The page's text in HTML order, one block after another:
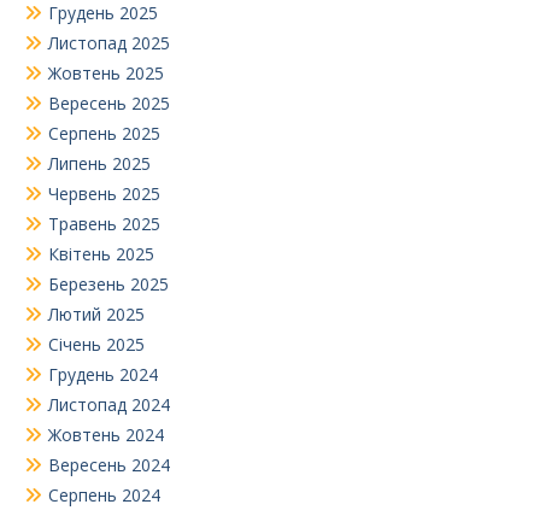
Грудень 2025
Листопад 2025
Жовтень 2025
Вересень 2025
Серпень 2025
Липень 2025
Червень 2025
Травень 2025
Квітень 2025
Березень 2025
Лютий 2025
Січень 2025
Грудень 2024
Листопад 2024
Жовтень 2024
Вересень 2024
Серпень 2024